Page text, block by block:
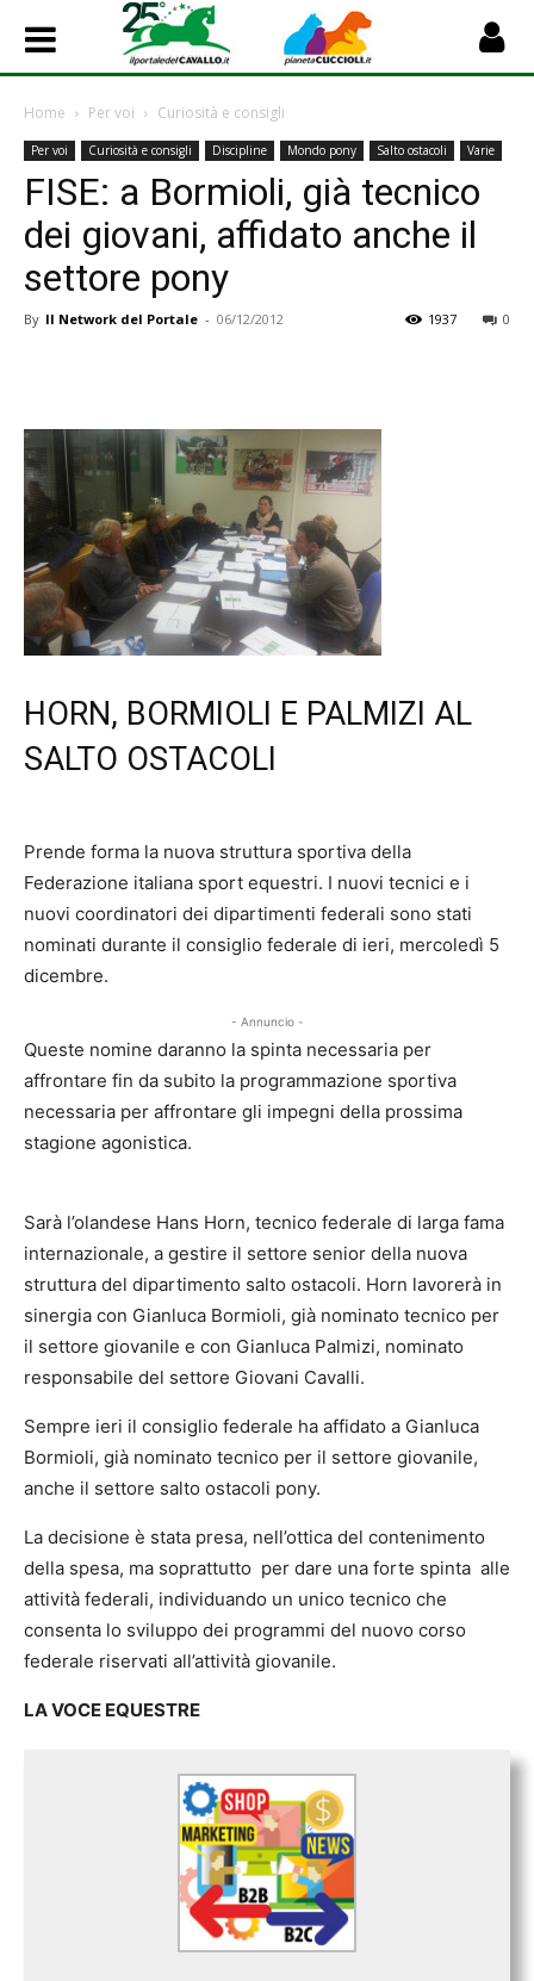
Home Per voi Curiosità e consigli
Per voi Curiosità e consigli Discipline Mondo pony Salto ostacoli Varie
FISE: a Bormioli, già tecnico
dei giovani, affidato anche il
settore pony
By Il Network del Portale - 06/12/2012 0
1937
HORN, BORMIOLI E PALMIZI AL
SALTO OSTACOLI
Prende forma la nuova struttura sportiva della
Federazione italiana sport equestri. I nuovi tecnici e i
nuovi coordinatori dei dipartimenti federali sono stati
nominati durante il consiglio federale di ieri, mercoledì 5
dicembre.
- Annuncio -
Queste nomine daranno la spinta necessaria per
affrontare fin da subito la programmazione sportiva
necessaria per affrontare gli impegni della prossima
stagione agonistica.
Sarà l’olandese Hans Horn, tecnico federale di larga fama
internazionale, a gestire il settore senior della nuova
struttura del dipartimento salto ostacoli. Horn lavorerà in
sinergia con Gianluca Bormioli, già nominato tecnico per
il settore giovanile e con Gianluca Palmizi, nominato
responsabile del settore Giovani Cavalli.
Sempre ieri il consiglio federale ha affidato a Gianluca
Bormioli, già nominato tecnico per il settore giovanile,
anche il settore salto ostacoli pony.
La decisione è stata presa, nell’ottica del contenimento
della spesa, ma soprattutto per dare una forte spinta alle
attività federali, individuando un unico tecnico che
consenta lo sviluppo dei programmi del nuovo corso
federale riservati all’attività giovanile.
LA VOCE EQUESTRE